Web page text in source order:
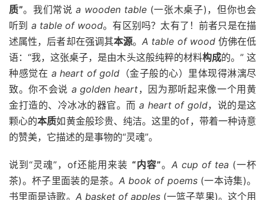
质”。我们常说a wooden table(一张木桌子)，但你也会
听到 a table of wood。有区别吗？太有了！前者只是在描
述属性，后者却在强调其本源。A table of wood仿佛在低
语：“我，这张桌子，是由木头这般纯粹的材料构成的。” 这
种感觉在 a heart of gold （金子般的心）里体现得淋漓尽
致。你不会说 a golden heart，因为那听起来像一个用黄
金打造的、冷冰冰的器官。而 a heart of gold，说的是这
颗心的本质如黄金般珍贵、纯洁。这里的of，带着一种诗意
的赞美，它描述的是事物的“灵魂”。
说到“灵魂”，of还能用来装 “内容”。 A cup of tea (一杯
茶)。杯子里面装的是茶。 A book of poems(一本诗集)。
书里面是诗歌。 A basket of apples(一篮子苹果)。这个用